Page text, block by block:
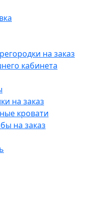
на заказ
кабинета
на заказ
кровати
на заказ